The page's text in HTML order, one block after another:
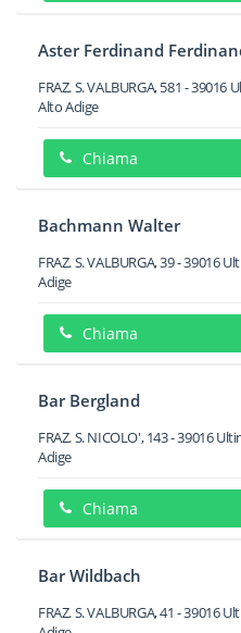
Aster Ferdinand
FRAZ. S. VALBURGA, 581 -39016
Alto Adige
Chiama
Bachmann Walter
FRAZ. S. VALBURGA, 39-39016
Adige
Chiama
Bar Bergland
FRAZ. S. NICOLO', 143-39016
Adige
Chiama
Bar Wildbach
FRAZ. S. VALBURGA, 41 -39016